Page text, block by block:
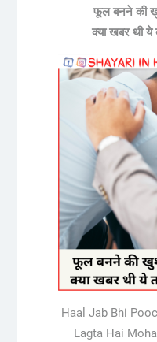
फूल बनने की
क्या खबर थी ये
Haal Jab Bhi
Lagta Hai